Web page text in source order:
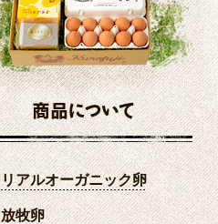
商品について
リアルオーガニック卵
放牧卵